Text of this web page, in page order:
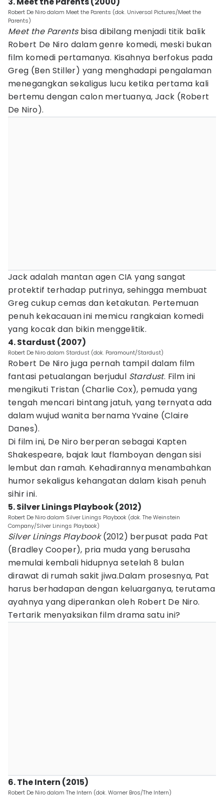
Robert De Niro dalam Meet the Parents (dok. Universal Pictures/Meet the
Parents)
Meet the Parentsbisa dibilang menjadi titik balik
Robert De Niro dalam genre komedi, meski bukan
film komedi pertamanya. Kisahnya berfokus pada
Greg (Ben Stiller) yang menghadapi pengalaman
menegangkan sekaligus lucu ketika pertama kali
bertemu dengan calon mertuanya, Jack (Robert
De Niro).
Jack adalah mantan agen CIA yang sangat
protektif terhadap putrinya, sehingga membuat
Greg cukup cemas dan ketakutan. Pertemuan
penuh kekacauan ini memicu rangkaian komedi
yang kocak dan bikin menggelitik.
4. Stardust (2007)
Robert De Niro dalam Stardust (dok. Paramount/Stardust)
Robert De Niro juga pernah tampil dalam film
fantasi petualangan berjudul Stardust. Film ini
mengikuti Tristan (Charlie Cox), pemuda yang
tengah mencari bintang jatuh, yang ternyata ada
dalam wujud wanita bernama Yvaine (Claire
Danes).
Di film ini, De Niro berperan sebagai Kapten
Shakespeare, bajak laut flamboyan dengan sisi
lembut dan ramah. Kehadirannya menambahkan
humor sekaligus kehangatan dalam kisah penuh
sihir ini.
5. Silver Linings Playbook (2012)
Robert De Niro dalam Silver Linings Playbook (dok. The Weinstein
Company/Silver Linings Playbook)
Silver Linings Playbook(2012) berpusat pada Pat
(Bradley Cooper), pria muda yang berusaha
memulai kembali hidupnya setelah 8 bulan
dirawat di rumah sakit jiwa.Dalam prosesnya, Pat
harus berhadapan dengan keluarganya, terutama
ayahnya yang diperankan oleh Robert De Niro.
Tertarik menyaksikan film drama satu ini?
6. The Intern (2015)
Robert De Niro dalam The Intern (dok. Warner Bros/The Intern)